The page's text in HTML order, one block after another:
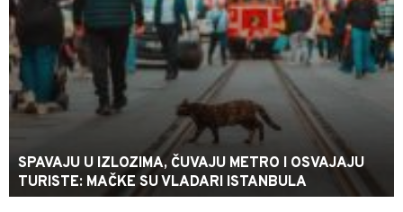
SPAVAJU U IZLOZIMA, ČUVAJU METRO I OSVAJAJU
TURISTE: MAČKE SU VLADARI ISTANBULA